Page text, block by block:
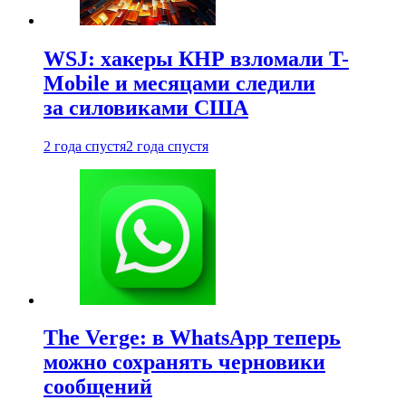
WSJ: хакеры КНР взломали T-
Mobile и месяцами следили
за силовиками США
2 года спустя2 года спустя
The Verge: в WhatsApp теперь
можно сохранять черновики
сообщений